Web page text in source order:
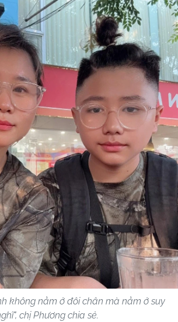
không nằm ở đôi chân mà nằm ở suy
chị Phương chia sẻ.